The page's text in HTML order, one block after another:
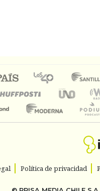
Política de privacidad